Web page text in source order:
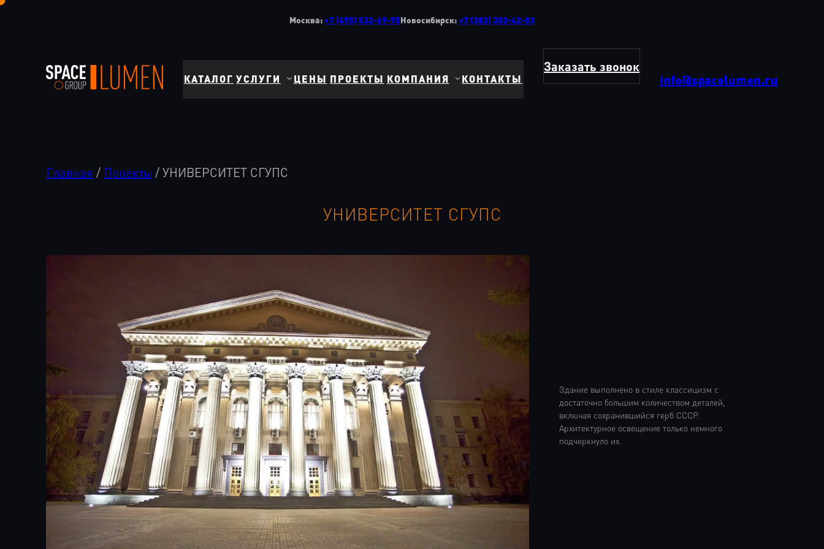
Москва:+7 (495) 532-69-95Новосибирск:+7 (383) 303-42-03
КАТАЛОГ УСЛУГИ ЦЕНЫ ПРОЕКТЫ КОМПАНИЯ КОНТАКТЫ
Заказать звонок
info@spacelumen.ru
Главная / Проекты /УНИВЕРСИТЕТ СГУПС
УНИВЕРСИТЕТ СГУПС
Здание выполнено в стиле классицизм с
достаточно большим количеством деталей,
включая сохранившийся герб СССР.
Архитектурное освещение только немного
подчеркнуло их.